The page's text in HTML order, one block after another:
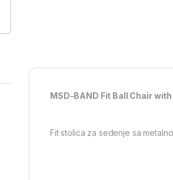
MSD-BAND Fit Ball Chair
Fit stolica za sedenje sa